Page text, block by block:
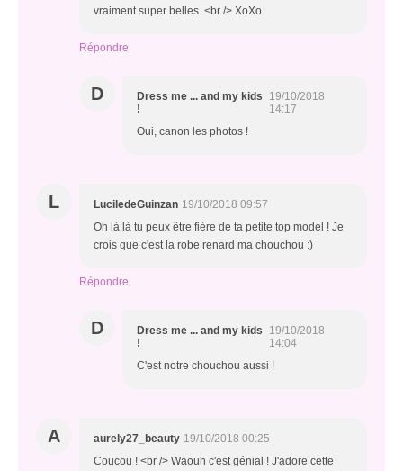
vraiment super belles. <br /> XoXo
Répondre
D
Dress me ... and my kids
!
19/10/2018
14:17
Oui, canon les photos !
L LuciledeGuinzan 19/10/2018 09:57
Oh là là tu peux être fière de ta petite top model ! Je
crois que c'est la robe renard ma chouchou :)
Répondre
D
Dress me ... and my kids
!
19/10/2018
14:04
C'est notre chouchou aussi !
A aurely27_beauty 19/10/2018 00:25
Coucou ! <br /> Waouh c'est génial ! J'adore cette